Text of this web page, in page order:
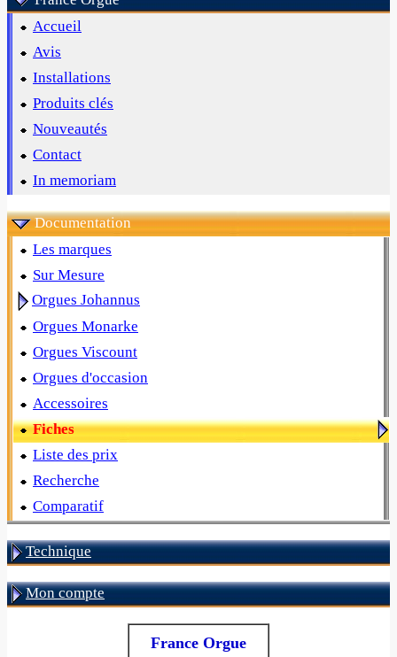
Accueil
Avis
Installations
Produits clés
Nouveautés
Contact
In memoriam
Documentation
Les marques
Sur Mesure
Orgues Johannus
Orgues Monarke
Orgues Viscount
Orgues d'occasion
Accessoires
Fiches
Liste des prix
Recherche
Comparatif
Technique
Mon compte
France Orgue